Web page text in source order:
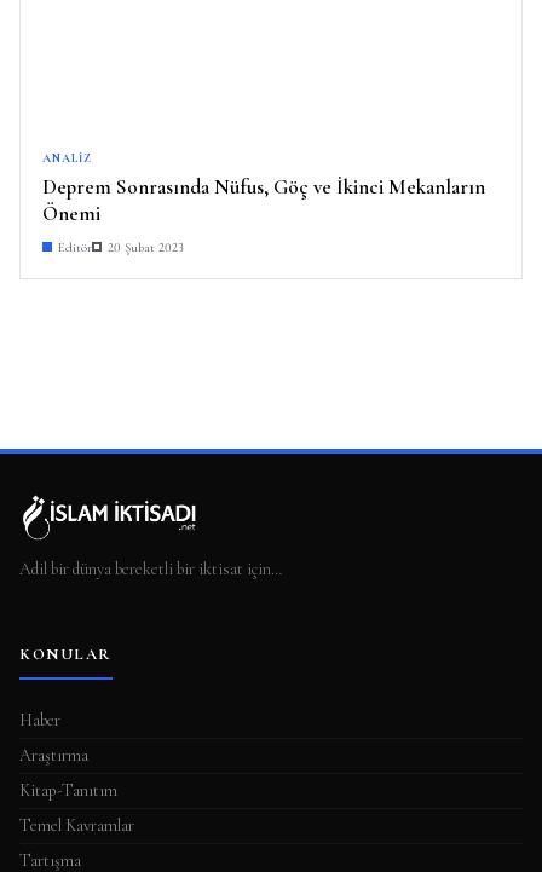
ANALIZ
Deprem Sonrasında Nüfus, Göç ve İkinci Mekanların
Önemi
Editör 20 Şubat 2023
Adil bir dünya bereketli bir iktisat için…
KONULAR
Haber
Araştırma
Kitap-Tanıtım
Temel Kavramlar
Tartışma